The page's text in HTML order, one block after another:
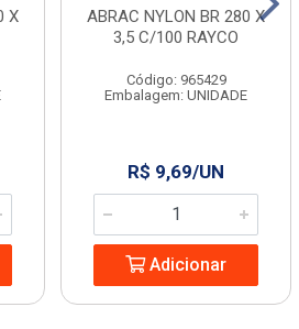
X
ABRAC NYLON BR 280 X
3,5 C/100 RAYCO
Código: 965429
Embalagem: UNIDADE
R$ 9,69/UN
Adicionar